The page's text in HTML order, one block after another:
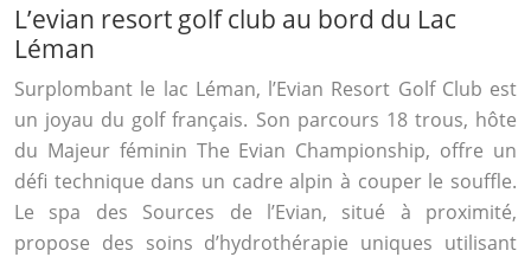
L’evian resort golf club au bord du Lac
Léman
Surplombant le lac Léman, l’Evian Resort Golf Club est
un joyau du golf français. Son parcours 18 trous, hôte
du Majeur féminin The Evian Championship, offre un
défi technique dans un cadre alpin à couper le souffle.
Le spa des Sources de l’Evian, situé à proximité,
propose des soins d’hydrothérapie uniques utilisant